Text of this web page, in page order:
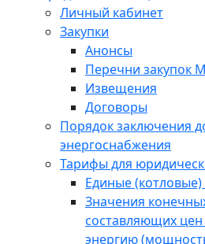
Личный кабинет
Закупки
Анонсы
Перечни закупок
Извещения
Договоры
Порядок заключения
энергоснабжения
Тарифы для
Единые
Значения
составляющих цен
энергию